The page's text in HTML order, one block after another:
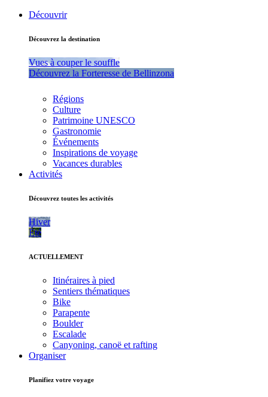
Découvrir
Découvrez la destination
Vues à couper le souffle
Découvrez la Forteresse de Bellinzona
Régions
Culture
Patrimoine UNESCO
Gastronomie
Événements
Inspirations de voyage
Vacances durables
Activités
Découvrez toutes les activités
Hiver
Été
ACTUELLEMENT
Itinéraires à pied
Sentiers thématiques
Bike
Parapente
Boulder
Escalade
Canyoning, canoë et rafting
Organiser
Planifiez votre voyage